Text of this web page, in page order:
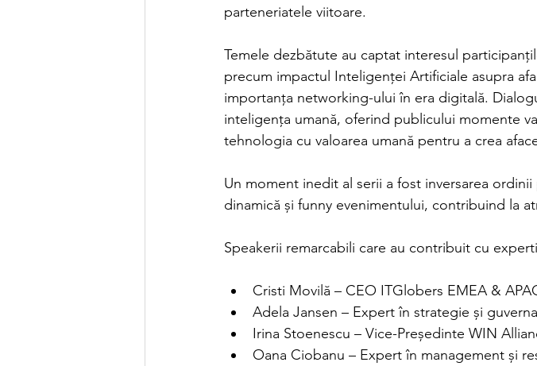
parteneriatele viitoare.
Temele dezbătute au captat interesul
precum impactul Inteligenței Artificiale asupra
importanța networking-ului în era digitală.
inteligența umană, oferind publicului momente
tehnologia cu valoarea umană pentru a crea
Un moment inedit al serii a fost inversarea
dinamică și funny evenimentului, contribuind la
Speakerii remarcabili care au contribuit cu
Cristi Movilă – CEO ITGlobers EMEA &
Adela Jansen – Expert în strategie și
Irina Stoenescu – Vice-Președinte WIN
Oana Ciobanu – Expert în management și